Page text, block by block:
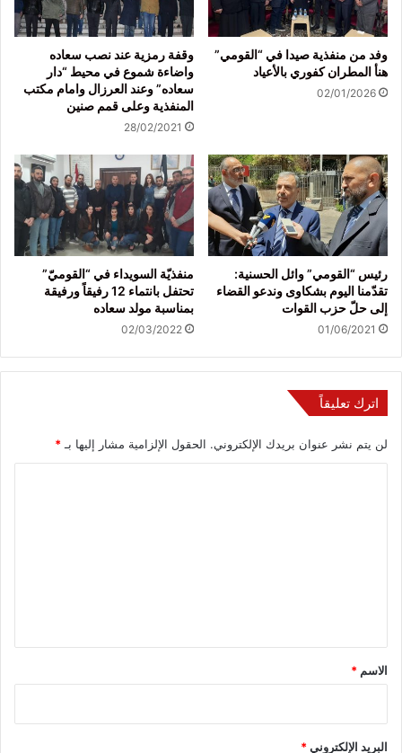
وفد من منفذية صيدا في “القومي”
هنأ المطران كفوري بالأعياد
02/01/2026
وقفة رمزية عند نصب سعاده
واضاءة شموع في محيط “دار
سعاده” وعند العرزال وامام مكتب
المنفذية وعلى قمم صنين
28/02/2021
رئيس “القومي” وائل الحسنية:
تقدّمنا اليوم بشكاوى وندعو القضاء
إلى حلّ حزب القوات
01/06/2021
منفذيّة السويداء في “القوميّ”
تحتفل بانتماء 12 رفيقاً ورفيقة
بمناسبة مولد سعاده
02/03/2022
اترك تعليقاً
لن يتم نشر عنوان بريدك الإلكتروني. الحقول الإلزامية مشار إليها بـ *
*
الاسم *
البريد الإلكتروني*